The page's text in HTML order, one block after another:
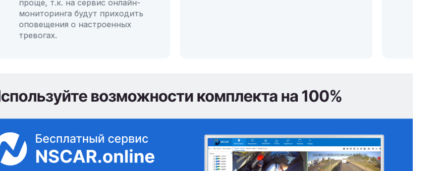
проще, т.к. на сервис онлайн-
мониторинга будут приходить
оповещения о настроенных
тревогах.